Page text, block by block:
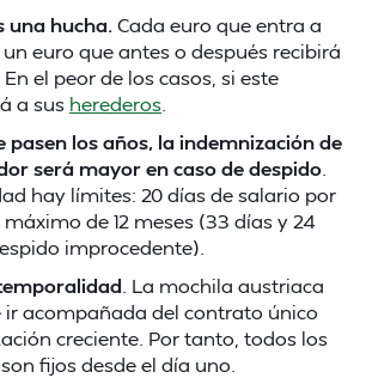
una hucha. Cada euro que entra a
euro que antes o después recibirá
el peor de los casos, si este
a sus herederos
pasen los años, la indemnización de
será mayor en caso de despido
hay límites: 20 días de salario por
de 12 meses (33 días y 24
improcedente).
. La mochila austriaca
ir acompañada del contrato único
creciente. Por tanto, todos los
fijos desde el día uno.